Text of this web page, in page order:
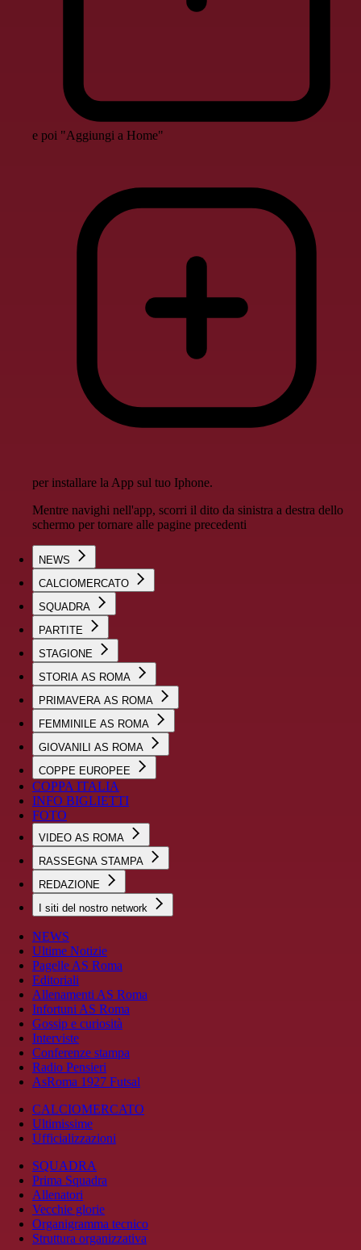
e poi "Aggiungi a Home"
per installare la App sul tuo Iphone.
Mentre navighi nell'app, scorri il dito da sinistra a destra dello
schermo per tornare alle pagine precedenti
NEWS
CALCIOMERCATO
SQUADRA
PARTITE
STAGIONE
STORIA AS ROMA
PRIMAVERA AS ROMA
FEMMINILE AS ROMA
GIOVANILI AS ROMA
COPPE EUROPEE
COPPA ITALIA
INFO BIGLIETTI
FOTO
VIDEO AS ROMA
RASSEGNA STAMPA
REDAZIONE
I siti del nostro network
NEWS
Ultime Notizie
Pagelle AS Roma
Editoriali
Allenamenti AS Roma
Infortuni AS Roma
Gossip e curiosità
Interviste
Conferenze stampa
Radio Pensieri
AsRoma 1927 Futsal
CALCIOMERCATO
Ultimissime
Ufficializzazioni
SQUADRA
Prima Squadra
Allenatori
Vecchie glorie
Organigramma tecnico
Struttura organizzativa